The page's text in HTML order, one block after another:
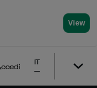
View
IT